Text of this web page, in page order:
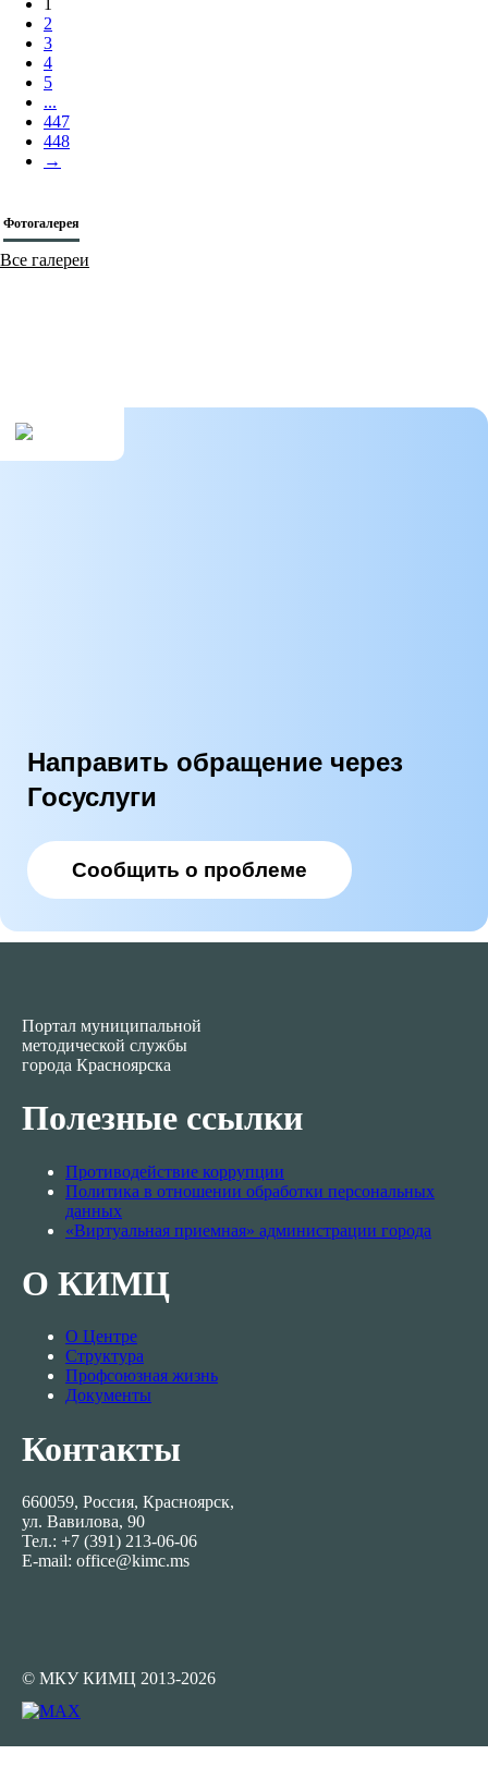
В Красноярске выбрали лучшего работника
столовой!
Сегодня в Центре педагогических инициатив «Учительская на
Белинского» состоялась Торжественная церемония награждения
победителей городского профессионального конкурса «Лучший
работник столовой».
19.06.2026
Подробнее...
1
2
3
Госуслуги
методической службы
города Красноярска
Полезные ссылки
Противодействие коррупции
«Виртуальная приемная» администрации города
О КИМЦ
О Центре
Контакты
660059, Россия, Красноярск,
ул. Вавилова, 90